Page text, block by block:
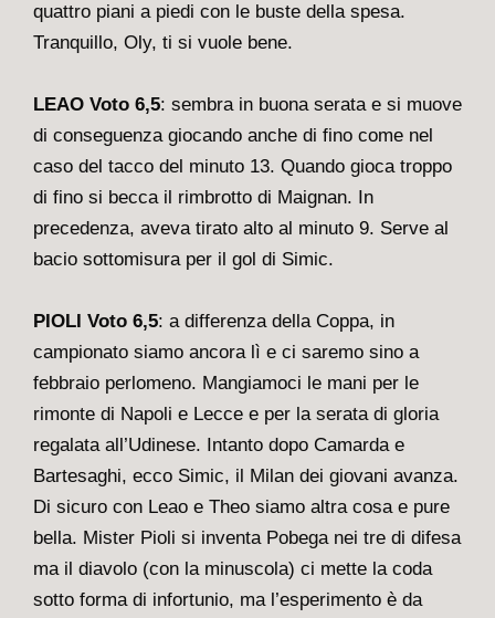
quattro piani a piedi con le buste della spesa.
Tranquillo, Oly, ti si vuole bene.
LEAO Voto 6,5: sembra in buona serata e si muove
di conseguenza giocando anche di fino come nel
caso del tacco del minuto 13. Quando gioca troppo
di fino si becca il rimbrotto di Maignan. In
precedenza, aveva tirato alto al minuto 9. Serve al
bacio sottomisura per il gol di Simic.
PIOLI Voto 6,5: a differenza della Coppa, in
campionato siamo ancora lì e ci saremo sino a
febbraio perlomeno. Mangiamoci le mani per le
rimonte di Napoli e Lecce e per la serata di gloria
regalata all’Udinese. Intanto dopo Camarda e
Bartesaghi, ecco Simic, il Milan dei giovani avanza.
Di sicuro con Leao e Theo siamo altra cosa e pure
bella. Mister Pioli si inventa Pobega nei tre di difesa
ma il diavolo (con la minuscola) ci mette la coda
sotto forma di infortunio, ma l’esperimento è da